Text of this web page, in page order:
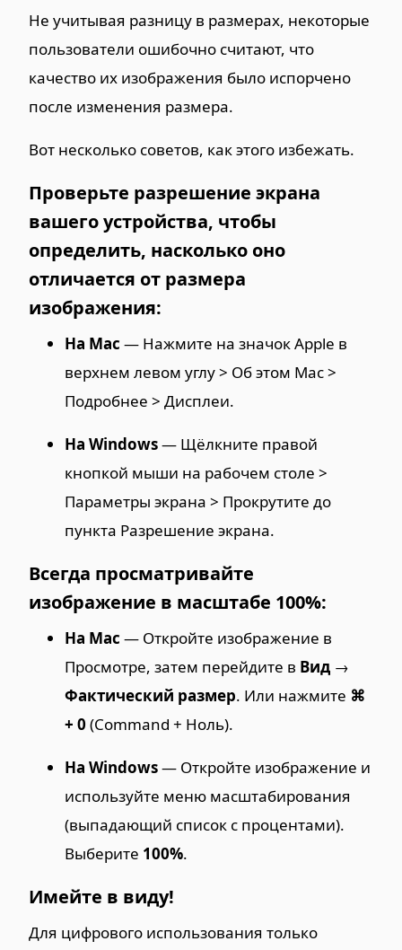
Не учитывая разницу в размерах, некоторые
пользователи ошибочно считают, что
качество их изображения было испорчено
после изменения размера.
Вот несколько советов, как этого избежать.
Проверьте разрешение экрана
вашего устройства, чтобы
определить, насколько оно
отличается от размера
изображения:
На Mac — Нажмите на значок Apple в
верхнем левом углу > Об этом Mac >
Подробнее > Дисплеи.
На Windows— Щёлкните правой
кнопкой мыши на рабочем столе >
Параметры экрана > Прокрутите до
пункта Разрешение экрана.
Всегда просматривайте
изображение в масштабе 100%:
На Mac — Откройте изображение в
Просмотре, затем перейдите в Вид →
Фактический размер. Или нажмите ⌘
+ 0 (Command + Ноль).
На Windows— Откройте изображение и
используйте меню масштабирования
(выпадающий список с процентами).
Выберите 100%.
Имейте в виду!
Для цифрового использования только